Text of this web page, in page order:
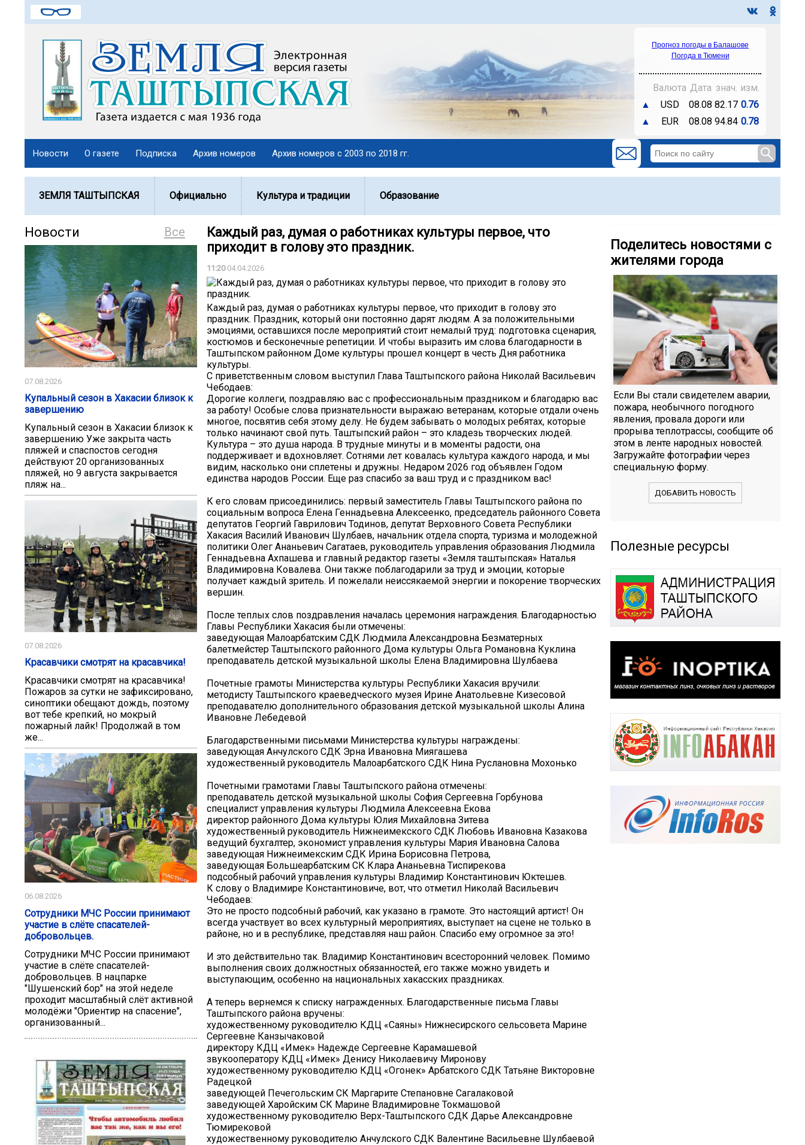
Прогноз погоды в Балашове
Погода в Тюмени
Валюта Дата знач. изм.
▲
USD 08.08 82.17 0.76
▲
EUR 08.08 94.84 0.78
Новости О газете Подписка Архив номеров Архив номеров с 2003 по 2018 гг.
ЗЕМЛЯ ТАШТЫПСКАЯ Официально Культура и традиции Образование
Все
Новости
07.08.2026
Купальный сезон в Хакасии близок к
завершению
Купальный сезон в Хакасии близок к
завершению Уже закрыта часть
пляжей и спаспостов сегодня
действуют 20 организованных
пляжей, но 9 августа закрывается
пляж на...
07.08.2026
Красавчики смотрят на красавчика!
Красавчики смотрят на красавчика!
Пожаров за сутки не зафиксировано,
синоптики обещают дождь, поэтому
вот тебе крепкий, но мокрый
пожарный лайк! Продолжай в том
же...
06.08.2026
Сотрудники МЧС России принимают
участие в слёте спасателей-
добровольцев.
Сотрудники МЧС России принимают
участие в слёте спасателей-
добровольцев. В нацпарке
"Шушенский бор" на этой неделе
проходит масштабный слёт активной
молодёжи "Ориентир на спасение",
организованный...
Каждый раз, думая о работниках культуры первое, что
приходит в голову это праздник.
11:2004.04.2026
Каждый раз, думая о работниках культуры первое, что приходит в голову это
праздник. Праздник, который они постоянно дарят людям. А за положительными
эмоциями, оставшихся после мероприятий стоит немалый труд: подготовка сценария,
костюмов и бесконечные репетиции. И чтобы выразить им слова благодарности в
Таштыпском районном Доме культуры прошел концерт в честь Дня работника
культуры.
С приветственным словом выступил Глава Таштыпского района Николай Васильевич
Чебодаев:
Дорогие коллеги, поздравляю вас с профессиональным праздником и благодарю вас
за работу! Особые слова признательности выражаю ветеранам, которые отдали очень
многое, посвятив себя этому делу. Не будем забывать о молодых ребятах, которые
только начинают свой путь. Таштыпский район – это кладезь творческих людей.
Культура – это душа народа. В трудные минуты и в моменты радости, она
поддерживает и вдохновляет. Сотнями лет ковалась культура каждого народа, и мы
видим, насколько они сплетены и дружны. Недаром 2026 год объявлен Годом
единства народов России. Еще раз спасибо за ваш труд и с праздником вас!
К его словам присоединились: первый заместитель Главы Таштыпского района по
социальным вопроса Елена Геннадьевна Алексеенко, председатель районного Совета
депутатов Георгий Гаврилович Тодинов, депутат Верховного Совета Республики
Хакасия Василий Иванович Шулбаев, начальник отдела спорта, туризма и молодежной
политики Олег Ананьевич Сагатаев, руководитель управления образования Людмила
Геннадьевна Ахпашева и главный редактор газеты «Земля таштыпская» Наталья
Владимировна Ковалева. Они также поблагодарили за труд и эмоции, которые
получает каждый зритель. И пожелали неиссякаемой энергии и покорение творческих
вершин.
После теплых слов поздравления началась церемония награждения. Благодарностью
Главы Республики Хакасия были отмечены:
заведующая Малоарбатским СДК Людмила Александровна Безматерных
балетмейстер Таштыпского районного Дома культуры Ольга Романовна Куклина
преподаватель детской музыкальной школы Елена Владимировна Шулбаева
Почетные грамоты Министерства культуры Республики Хакасия вручили:
методисту Таштыпского краеведческого музея Ирине Анатольевне Кизесовой
преподавателю дополнительного образования детской музыкальной школы Алина
Ивановне Лебедевой
Благодарственными письмами Министерства культуры награждены:
заведующая Анчулского СДК Эрна Ивановна Миягашева
художественный руководитель Малоарбатского СДК Нина Руслановна Мохонько
Почетными грамотами Главы Таштыпского района отмечены:
преподаватель детской музыкальной школы София Сергеевна Горбунова
специалист управления культуры Людмила Алексеевна Екова
директор районного Дома культуры Юлия Михайловна Зитева
художественный руководитель Нижнеимекского СДК Любовь Ивановна Казакова
ведущий бухгалтер, экономист управления культуры Мария Ивановна Салова
заведующая Нижнеимекским СДК Ирина Борисовна Петрова,
заведующая Большеарбатским СК Клара Ананьевна Тиспирекова
подсобный рабочий управления культуры Владимир Константинович Юктешев.
К слову о Владимире Константиновиче, вот, что отметил Николай Васильевич
Чебодаев:
Это не просто подсобный рабочий, как указано в грамоте. Это настоящий артист! Он
всегда участвует во всех культурный мероприятиях, выступает на сцене не только в
районе, но и в республике, представляя наш район. Спасибо ему огромное за это!
И это действительно так. Владимир Константинович всесторонний человек. Помимо
выполнения своих должностных обязанностей, его также можно увидеть и
выступающим, особенно на национальных хакасских праздниках.
А теперь вернемся к списку награжденных. Благодарственные письма Главы
Таштыпского района вручены:
художественному руководителю КДЦ «Саяны» Нижнесирского сельсовета Марине
Сергеевне Канзычаковой
директору КДЦ «Имек» Надежде Сергеевне Карамашевой
звукооператору КДЦ «Имек» Денису Николаевичу Миронову
художественному руководителю КДЦ «Огонек» Арбатского СДК Татьяне Викторовне
Радецкой
заведующей Печегольским СК Маргарите Степановне Сагалаковой
заведующей Харойским СК Марине Владимировне Токмашовой
художественному руководителю Верх-Таштыпского СДК Дарье Александровне
Тюмирековой
художественному руководителю Анчулского СДК Валентине Васильевне Шулбаевой
Поделитесь новостями с
жителями города
Если Вы стали свидетелем аварии,
пожара, необычного погодного
явления, провала дороги или
прорыва теплотрассы, сообщите об
этом в ленте народных новостей.
Загружайте фотографии через
специальную форму.
ДОБАВИТЬ НОВОСТЬ
Полезные ресурсы